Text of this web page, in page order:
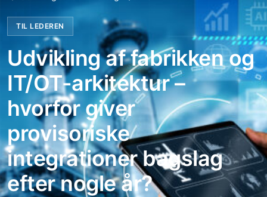
TIL LEDEREN
Udvikling af fabrikken og
IT/OT-arkitektur –
hvorfor giver
provisoriske
integrationer bagslag
efter nogle år?